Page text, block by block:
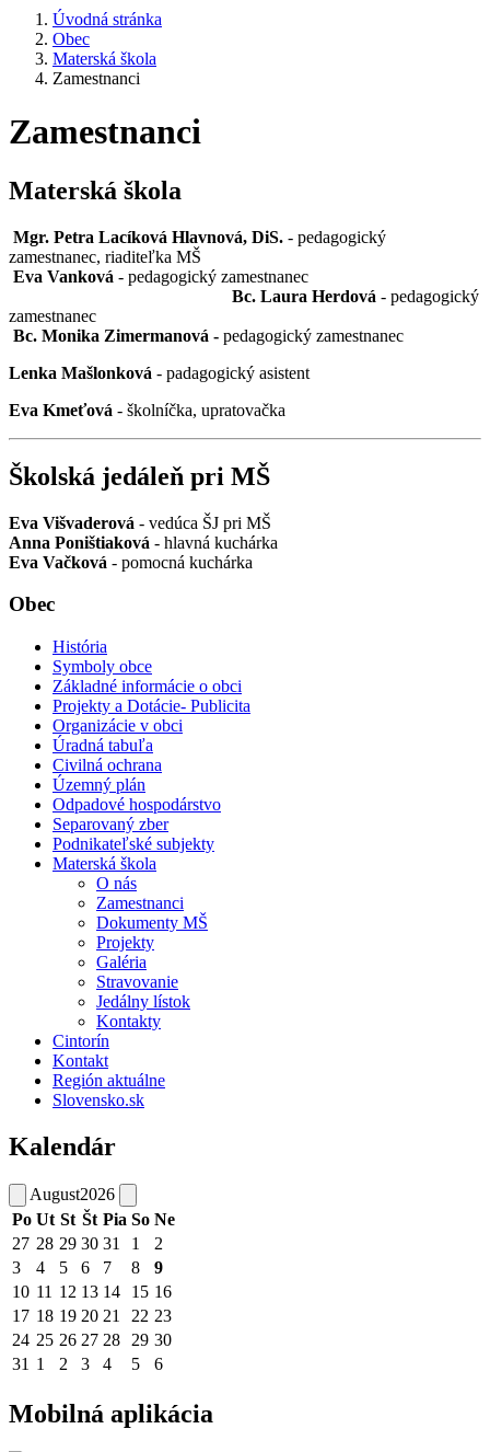
Úvodná stránka
Obec
Materská škola
Zamestnanci
Zamestnanci
Materská škola
Mgr. Petra Lacíková Hlavnová, DiS. - pedagogický
zamestnanec, riaditeľka MŠ
Eva Vanková - pedagogický zamestnanec
Bc. Laura Herdová - pedagogický
zamestnanec
Bc. Monika Zimermanová - pedagogický zamestnanec
Lenka Mašlonková - padagogický asistent
Eva Kmeťová - školníčka, upratovačka
Školská jedáleň pri MŠ
Eva Višvaderová - vedúca ŠJ pri MŠ
Anna Poništiaková - hlavná kuchárka
Eva Vačková - pomocná kuchárka
Obec
História
Symboly obce
Základné informácie o obci
Projekty a Dotácie- Publicita
Organizácie v obci
Úradná tabuľa
Civilná ochrana
Územný plán
Odpadové hospodárstvo
Separovaný zber
Podnikateľské subjekty
Materská škola
O nás
Zamestnanci
Dokumenty MŠ
Projekty
Galéria
Stravovanie
Jedálny lístok
Kontakty
Cintorín
Kontakt
Región aktuálne
Slovensko.sk
Kalendár
August2026
Po Ut St Št Pia So Ne
27 28 29 30 31 1
2
3
4 5 6 7 8
9
10 11 12 13 14 15 16
17 18 19 20 21 22 23
24 25 26 27 28 29 30
31 1 2 3 4 5 6
Mobilná aplikácia